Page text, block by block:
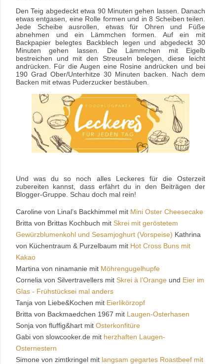
Den Teig abgedeckt etwa 90 Minuten gehen lassen. Danach
etwas entgasen, eine Rolle formen und in 8 Scheiben teilen.
Jede Scheibe ausrollen, etwas für Ohren und Füße
abnehmen und ein Lämmchen formen. Auf ein mit
Backpapier belegtes Backblech legen und abgedeckt 30
Minuten gehen lassen. Die Lämmchen mit Eigelb
bestreichen und mit den Streuseln belegen, diese leicht
andrücken. Für die Augen eine Rosine andrücken und bei
190 Grad Ober/Unterhitze 30 Minuten backen. Nach dem
Backen mit etwas Puderzucker bestäuben.
Und was du so noch alles Leckeres für die Osterzeit
zubereiten kannst, dass erfährt du in den Beiträgen der
Blogger-Gruppe. Schau doch mal rein!
Caroline von Linal’s Backhimmel mit Mini Oster Cheesecake
Britta von Brittas Kochbuch mit Skrei mit geröstetem
Gewürzblumenkohl und Sesamjoghurt (Vorspeise) Kathrina
von Küchentraum & Purzelbaum mit Hot Cross Buns mit
Kakao
Martina von ninamanie mit Möhrengugelhupfe
Cornelia von Silvertravellers mit Skrei à l’Orange und Eier im
Glas - Frühstücksei mal anders
Tanja von Liebe&Kochen mit Eierlikörzopf
Britta von Backmaedchen 1967 mit Laugen-Osterhasen
Sonja von fluffig&hart mit Osterkonfitüre
Gabi von slowcooker.de mit herzhaften Laugen-
Osternestern
Simone von zimtkringel mit langsam gegartes Roastbeef mit